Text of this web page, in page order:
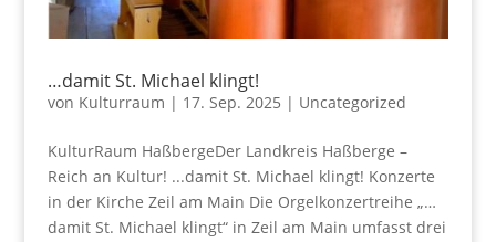
…damit St. Michael klingt!
von Kulturraum | 17. Sep. 2025 | Uncategorized
KulturRaum HaßbergeDer Landkreis Haßberge –
Reich an Kultur! ...damit St. Michael klingt! Konzerte
in der Kirche Zeil am Main Die Orgelkonzertreihe „…
damit St. Michael klingt“ in Zeil am Main umfasst drei